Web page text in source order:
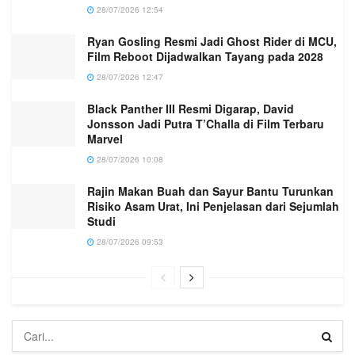
28/07/2026 12:54
Ryan Gosling Resmi Jadi Ghost Rider di MCU,
Film Reboot Dijadwalkan Tayang pada 2028
28/07/2026 12:47
Black Panther III Resmi Digarap, David
Jonsson Jadi Putra T’Challa di Film Terbaru
Marvel
28/07/2026 10:08
Rajin Makan Buah dan Sayur Bantu Turunkan
Risiko Asam Urat, Ini Penjelasan dari Sejumlah
Studi
28/07/2026 09:53